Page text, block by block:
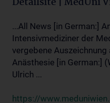
...All News [in German:]
Intensivmediziner der
vergebene
Anästhesie [in German:]
Ulrich ...
https://